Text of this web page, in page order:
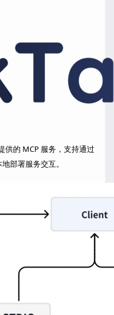
供的 MCP 服务，支持通过
部署服务交互。